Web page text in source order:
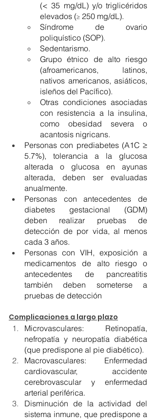
(< 35 mg/dL) y/o triglicéridos
elevados (≥ 250 mg/dL).
Síndrome de ovario
poliquístico (SOP).
Sedentarismo.
Grupo étnico de alto riesgo
(afroamericanos, latinos,
nativos americanos, asiáticos,
isleños del Pacífico).
Otras condiciones asociadas
con resistencia a la insulina,
como obesidad severa o
acantosis nigricans.
Personas con prediabetes (A1C ≥
5.7%), tolerancia a la glucosa
alterada o glucosa en ayunas
alterada, deben ser evaluadas
anualmente.
Personas con antecedentes de
diabetes gestacional (GDM)
deben realizar pruebas de
detección de por vida, al menos
cada 3 años.
Personas con VIH, exposición a
medicamentos de alto riesgo o
antecedentes de pancreatitis
también deben someterse a
pruebas de detección​
Complicaciones a largo plazo
Microvasculares: Retinopatía,
nefropatía y neuropatía diabética
(que predispone al pie diabético).
Macrovasculares: Enfermedad
cardiovascular, accidente
cerebrovascular y enfermedad
arterial periférica.
Disminución de la actividad del
sistema inmune, que predispone a